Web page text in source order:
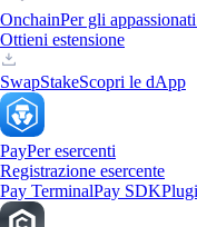
OnchainPer gli
Ottieni estensione
SwapStakeScopri le dApp
PayPer esercenti
Registrazione esercente
Pay TerminalPay SDK